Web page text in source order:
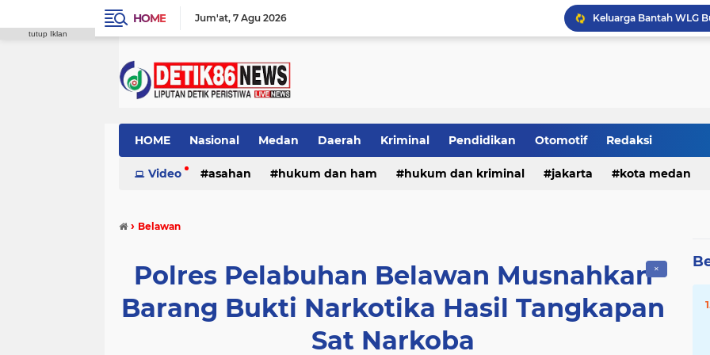
HOME Jum'at 7 Agu 2026
Dua Kali Perkosa
Rizki Lubis Desak DLH
HOME Nasional Medan Daerah Kriminal Pendidikan Otomotif Redaksi
Video asahan hukum dan ham hukum dan kriminal jakarta kota medan
› Belawan
✕
Polres Pelabuhan Belawan Musnahkan
Barang Bukti Narkotika Hasil Tangkapan
Sat Narkoba
tutup Iklan